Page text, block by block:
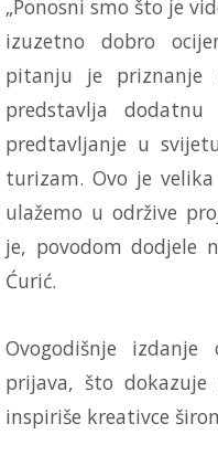
„Ponosni smo što je
izuzetno dobro
pitanju je priznanje
predstavlja
predtavljanje u
turizam. Ovo je
ulažemo u održive
je, povodom dodjele
Ćurić.
Ovogodišnje
prijava, što
inspiriše kreativce